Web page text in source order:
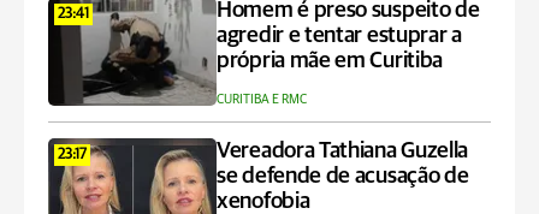
23:41
Homem é preso suspeito de
agredir e tentar estuprar a
própria mãe em Curitiba
CURITIBA E RMC
23:17
Vereadora Tathiana Guzella
se defende de acusação de
xenofobia